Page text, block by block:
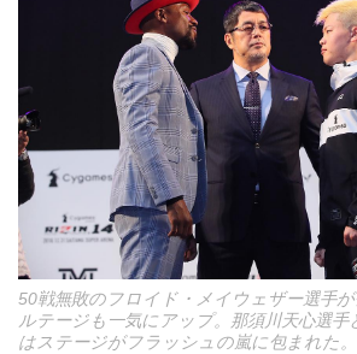
50戦無敗のフロイド・メイウェザー選手
ルテージも一気にアップ。那須川天心選
はステージがフラッシュの嵐に包まれた。